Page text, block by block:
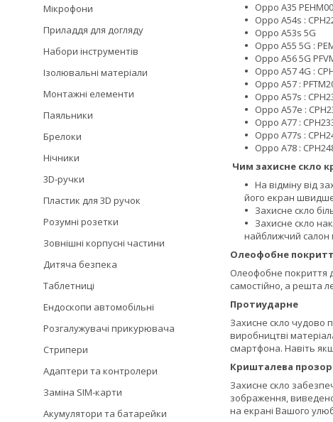
Oppo A35
Oppo A54s :
Oppo A53s 5G
Oppo A55 5G :
Oppo A56 5G
Oppo A57 4G :
Oppo A57 :
Oppo A57s :
Oppo A57e :
Oppo A77 :
Oppo A77s :
Oppo A78 :
Чим захисне скло
На відміну від
його екран
Захисне скло
Захисне скло
найближчий салон
Олеофобне
Олеофобне покриття
самостійно, а решта
Протиударне
Захисне скло чудово
виробництві
смартфона. Навіть
Кришталева
Захисне скло
зображення,
на екрані Вашого
Мікрофони
Приладдя для догляду
Набори інструментів
Ізолювальні матеріали
Монтажні елементи
Паяльники
Брелоки
Нічники
3D-ручки
Пластик для 3D ручок
Розумні розетки
Зовнішні корпусні частини
Дитяча безпека
Таблетниці
Ендоскопи автомобільні
Розгалужувачі прикурювача
Стрипери
Адаптери та контролери
Заміна SIM-карти
Акумулятори та батарейки